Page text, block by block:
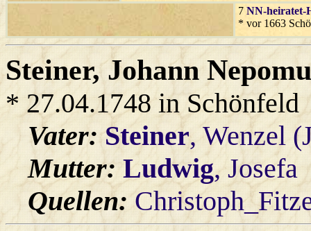
7 NN-heiratet-
* vor 1663
Steiner, Johann
* 27.04.1748 in Schönfeld
Vater:Steiner, Wenzel
Mutter: Ludwig, Josefa
Quellen: